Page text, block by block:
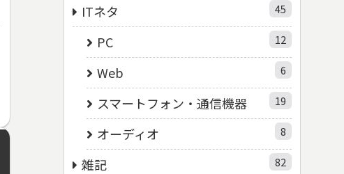
ITネタ 45
PC 12
Web 6
スマートフォン・通信機器 19
オーディオ 8
雑記 82